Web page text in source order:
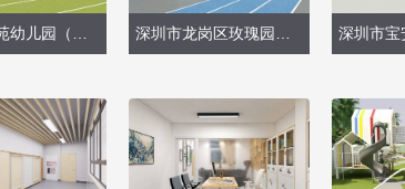
深圳市滨苑幼儿园（龙华分园） 深圳市龙岗区玫瑰园幼儿园（玩具、户外操场）